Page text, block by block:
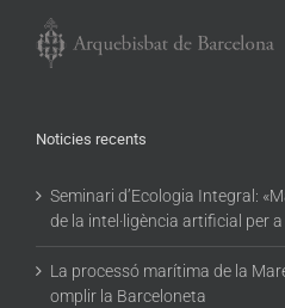
Noticies recents
Seminari d’Ecologia Integral:
de la intel·ligència artificial per
La processó marítima de la
omplir la Barceloneta